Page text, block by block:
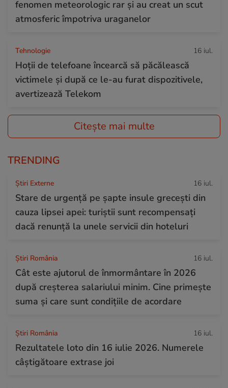
fenomen meteorologic rar și au creat un scut
atmosferic împotriva uraganelor
Tehnologie 16 iul.
Hoții de telefoane încearcă să păcălească
victimele și după ce le-au furat dispozitivele,
avertizează Telekom
Citește mai multe
TRENDING
Știri Externe 16 iul.
Stare de urgență pe șapte insule grecești din
cauza lipsei apei: turiștii sunt recompensați
dacă renunță la unele servicii din hoteluri
Știri România 16 iul.
Cât este ajutorul de înmormântare în 2026
după creșterea salariului minim. Cine primește
suma și care sunt condițiile de acordare
Știri România 16 iul.
Rezultatele loto din 16 iulie 2026. Numerele
câștigătoare extrase joi